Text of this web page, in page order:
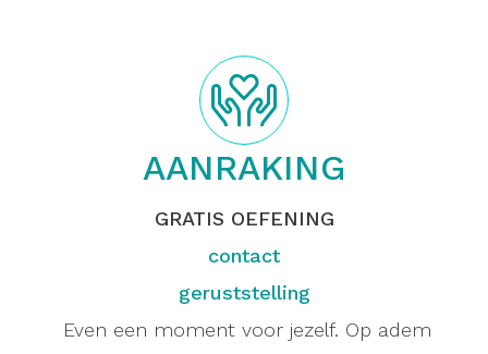
AANRAKING
GRATIS OEFENING
contact
geruststelling
Even een moment voor jezelf. Op adem